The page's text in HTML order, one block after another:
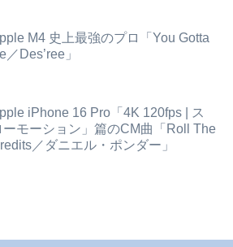
M4 史上最強のプロ「You Gotta
／Des’ree」
iPhone 16 Pro「4K 120fps | ス
ーモーション」篇のCM曲「Roll The
／ダニエル・ポンダー」